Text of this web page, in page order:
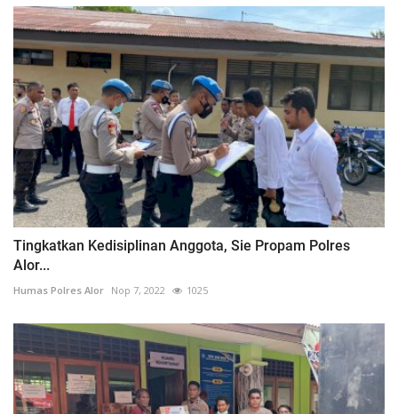
Tingkatkan Kedisiplinan Anggota, Sie Propam Polres
Alor...
Humas Polres Alor Nop 7, 2022 1025